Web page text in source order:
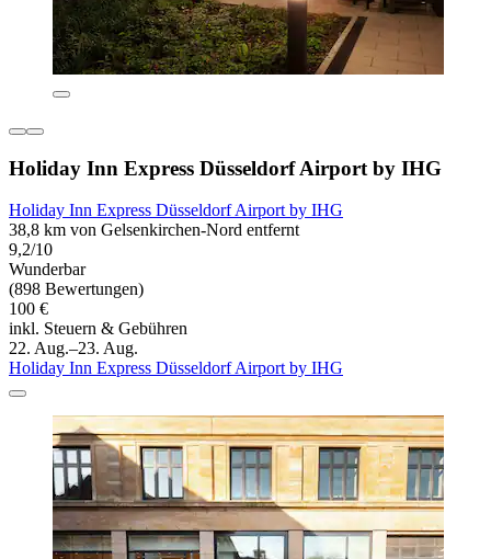
Holiday Inn Express Düsseldorf Airport by IHG
Holiday Inn Express Düsseldorf Airport by IHG
38,8 km von Gelsenkirchen-Nord entfernt
9,2/10
Wunderbar
(898 Bewertungen)
100 €
inkl. Steuern & Gebühren
22. Aug.–23. Aug.
Holiday Inn Express Düsseldorf Airport by IHG